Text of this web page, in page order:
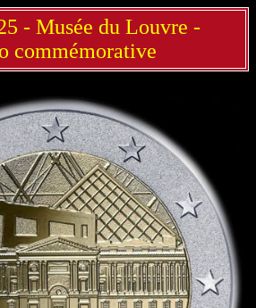
- Musée du Louvre -
commémorative